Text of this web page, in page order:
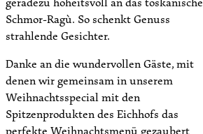
Schmor-Ragù. So schenkt Genuss
strahlende Gesichter.
Danke an die wundervollen Gäste, mit
denen wir gemeinsam in unserem
Weihnachtsspecial mit den
Spitzenprodukten des Eichhofs das
perfekte Weihnachtsmenü gezaubert